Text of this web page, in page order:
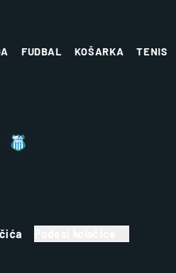
FUDBAL KOŠARKA TENIS